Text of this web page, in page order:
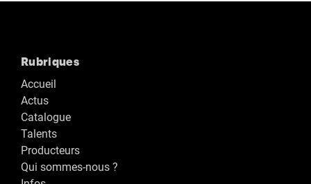
Rubriques
Accueil
Actus
Catalogue
Talents
Producteurs
Qui sommes-nous ?